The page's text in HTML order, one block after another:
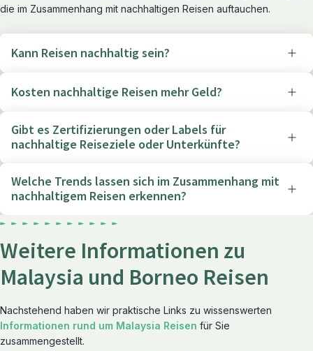
die im Zusammenhang mit nachhaltigen Reisen auftauchen.
Kann Reisen nachhaltig sein?
Kosten nachhaltige Reisen mehr Geld?
Gibt es Zertifizierungen oder Labels für
nachhaltige Reiseziele oder Unterkünfte?
Welche Trends lassen sich im Zusammenhang mit
nachhaltigem Reisen erkennen?
Weitere Informationen zu
Malaysia und Borneo Reisen
Nachstehend haben wir praktische Links zu wissenswerten
Informationen rund um Malaysia Reisen für Sie
zusammengestellt.